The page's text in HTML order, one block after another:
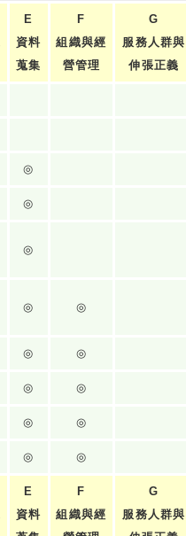
E
資料
蒐集
F
組織與經
營管理
G
服務人群與
伸張正義
◎
◎
◎
◎ ◎
◎ ◎
◎ ◎
◎ ◎
◎ ◎
E
資料
F
組織與經
G
服務人群與